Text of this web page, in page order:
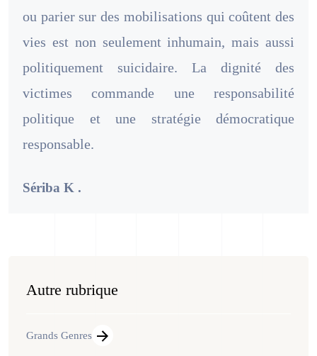
ou parier sur des mobilisations qui coûtent des
vies est non seulement inhumain, mais aussi
politiquement suicidaire. La dignité des
victimes commande une responsabilité
politique et une stratégie démocratique
responsable.
Sériba K .
Autre rubrique
Grands Genres